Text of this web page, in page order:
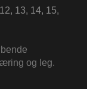
13, 14, 15,
og leg.